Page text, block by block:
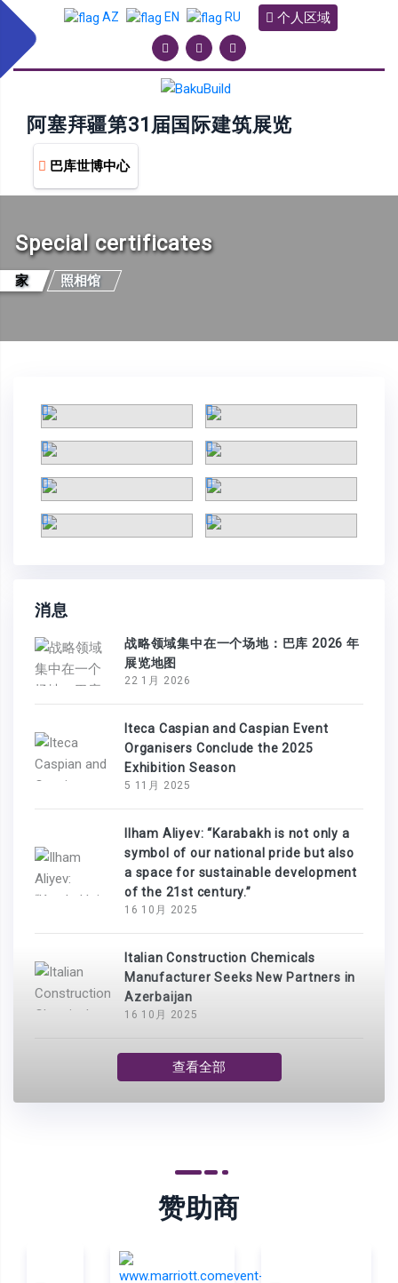
AZ EN RU 个人区域
阿塞拜疆第31届国际建筑展览
巴库世博中心
Special certificates
家 照相馆
消息
战略领域集中在一个场地：巴库 2026 年
展览地图
22 1月 2026
Iteca Caspian and Caspian Event
Organisers Conclude the 2025
Exhibition Season
5 11月 2025
Ilham Aliyev: “Karabakh is not only a
symbol of our national pride but also
a space for sustainable development
of the 21st century.”
16 10月 2025
Italian Construction Chemicals
Manufacturer Seeks New Partners in
Azerbaijan
16 10月 2025
查看全部
赞助商